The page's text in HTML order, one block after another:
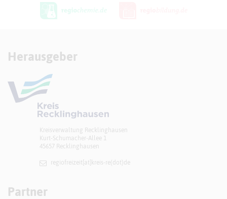
Herausgeber
Kreisverwaltung Recklinghausen
Kurt-Schumacher-Allee 1
45657 Recklinghausen
regiofreizeit[at]​kreis-re(dot)de
Partner